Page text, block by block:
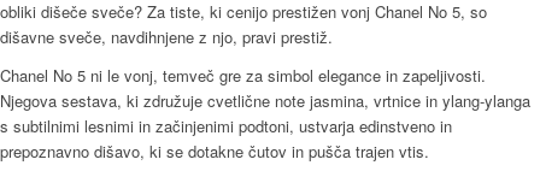
obliki dišeče sveče? Za tiste, ki cenijo prestižen vonj Chanel No 5, so
dišavne sveče, navdihnjene z njo, pravi prestiž.
Chanel No 5 ni le vonj, temveč gre za simbol elegance in zapeljivosti.
Njegova sestava, ki združuje cvetlične note jasmina, vrtnice in ylang-ylanga
s subtilnimi lesnimi in začinjenimi podtoni, ustvarja edinstveno in
prepoznavno dišavo, ki se dotakne čutov in pušča trajen vtis.